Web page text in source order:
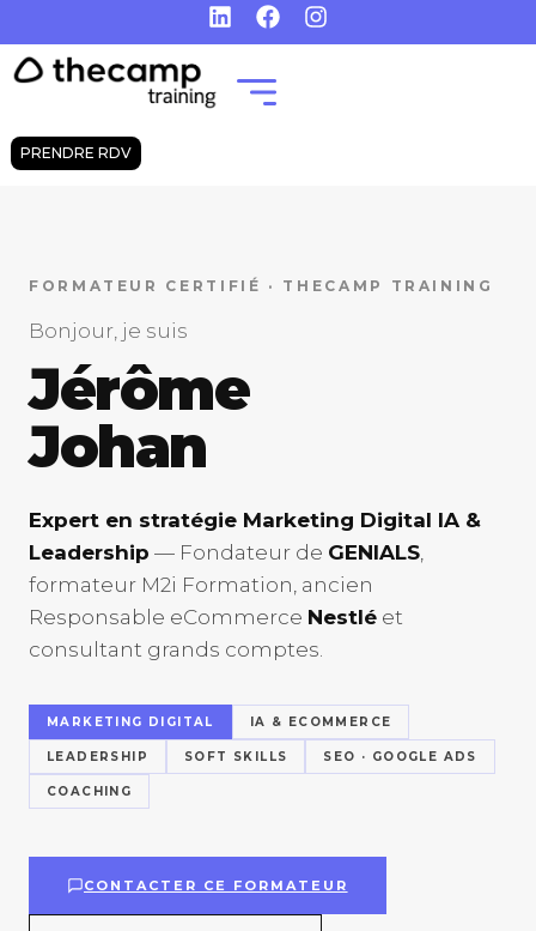
PRENDRE RDV
FORMATEUR CERTIFIÉ · THECAMP TRAINING
Bonjour, je suis
Jérôme
Johan
Expert en stratégie Marketing Digital IA &
Leadership — Fondateur de GENIALS,
formateur M2i Formation, ancien
Responsable eCommerce Nestlé et
consultant grands comptes.
MARKETING DIGITAL IA & ECOMMERCE
LEADERSHIP SOFT SKILLS SEO · GOOGLE ADS
COACHING
CONTACTER CE FORMATEUR